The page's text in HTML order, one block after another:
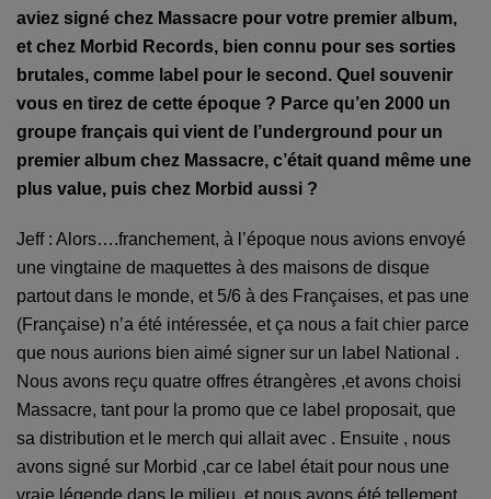
aviez signé chez Massacre pour votre premier album,
et chez Morbid Records, bien connu pour ses sorties
brutales, comme label pour le second. Quel souvenir
vous en tirez de cette époque ? Parce qu’en 2000 un
groupe français qui vient de l’underground pour un
premier album chez Massacre, c’était quand même une
plus value, puis chez Morbid aussi ?
Jeff : Alors….franchement, à l’époque nous avions envoyé
une vingtaine de maquettes à des maisons de disque
partout dans le monde, et 5/6 à des Françaises, et pas une
(Française) n’a été intéressée, et ça nous a fait chier parce
que nous aurions bien aimé signer sur un label National .
Nous avons reçu quatre offres étrangères ,et avons choisi
Massacre, tant pour la promo que ce label proposait, que
sa distribution et le merch qui allait avec . Ensuite , nous
avons signé sur Morbid ,car ce label était pour nous une
vraie légende dans le milieu, et nous avons été tellement